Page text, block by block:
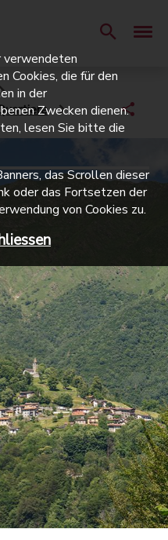
verwendeten
Cookies, die für den
in der
Zwecken dienen.
lesen Sie bitte die
das Scrollen dieser
oder das Fortsetzen der
von Cookies zu.